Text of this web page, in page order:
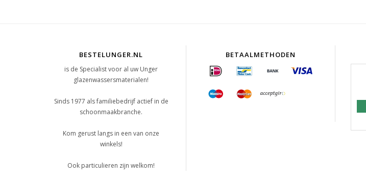
BESTELUNGER.NL
is de Specialist voor al uw Unger
glazenwassersmaterialen!
Sinds 1977 als familiebedrijf actief in de
schoonmaakbranche.
Kom gerust langs in een van onze
winkels!
Ook particulieren zijn welkom!
BETAALMETHODEN